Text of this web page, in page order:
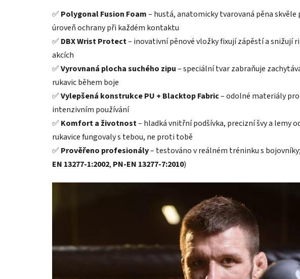
✅ Polygonal Fusion Foam– hustá, anatomicky tvarovaná pěna skvěle
úroveň ochrany při každém kontaktu
✅ DBX Wrist Protect– inovativní pěnové vložky fixují zápěstí a snižují
akcích
✅Vyrovnaná plocha suchého zipu– speciální tvar zabraňuje
rukavic během boje
✅Vylepšená konstrukce PU + Blacktop Fabric– odolné materiály
intenzivním používání
✅ Komfort a životnost– hladká vnitřní podšívka, precizní švy a lemy
rukavice fungovaly s tebou, ne proti tobě
✅ Prověřeno profesionály– testováno v reálném tréninku s
EN 13277-1:2002, PN-EN 13277-7:2010)